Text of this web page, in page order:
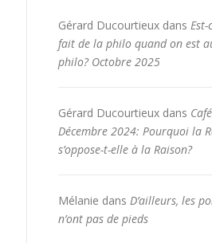
Gérard Ducourtieux dans Est-
fait de la philo quand on est
philo? Octobre 2025
Gérard Ducourtieux dans
Décembre 2024: Pourquoi la
s’oppose-t-elle à la Raison?
Mélanie dans D’ailleurs, les
n’ont pas de pieds